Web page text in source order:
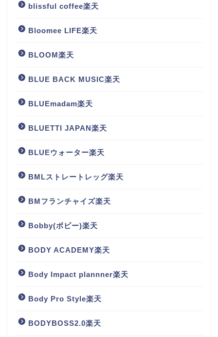
blissful coffee楽天
Bloomee LIFE楽天
BLOOM楽天
BLUE BACK MUSIC楽天
BLUEmadam楽天
BLUETTI JAPAN楽天
BLUEウォーター楽天
BMLストレートレッグ楽天
BMフランチャイズ楽天
Bobby(ボビー)楽天
BODY ACADEMY楽天
Body Impact plannner楽天
Body Pro Style楽天
BODYBOSS2.0楽天